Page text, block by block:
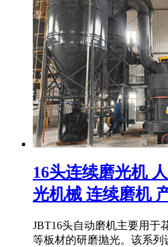
16头连续磨光机
光机械 连续磨机
JBT16头自动磨机主要用于
等板材的研磨抛光。该系列